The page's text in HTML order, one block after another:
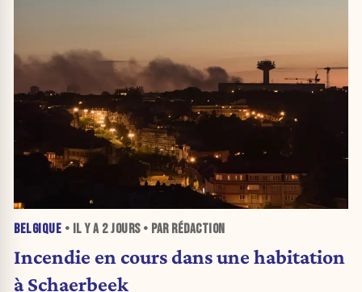
BELGIQUE • IL Y A 2 JOURS• PAR RÉDACTION
Incendie en cours dans une habitation
à Schaerbeek